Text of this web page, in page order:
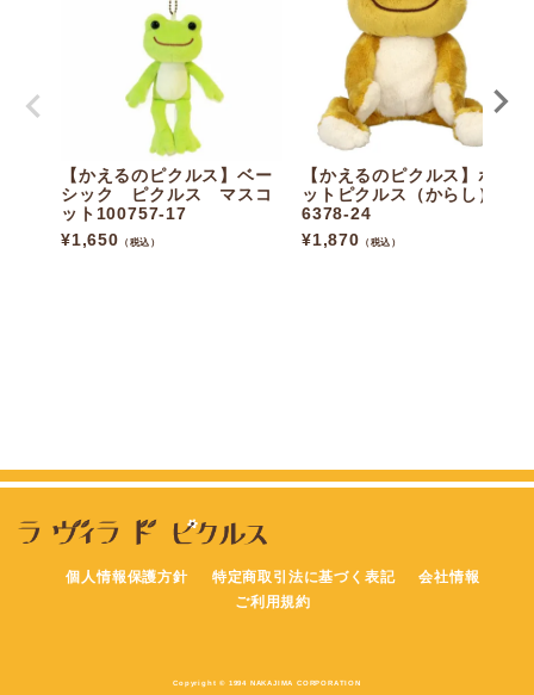
【かえるのピクルス】ベー
シック ピクルス マスコ
ット100757-17
¥1,650 （税込）
【かえるのピクルス】ポケ
ットピクルス（からし）19
6378-24
¥1,870 （税込）
個人情報保護方針 特定商取引法に基づく表記
会社情報
ご利用規約
Copyright © 1994 NAKAJIMA CORPORATION